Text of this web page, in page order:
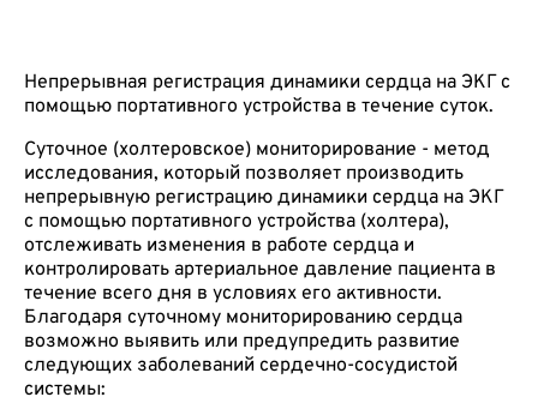
Непрерывная регистрация динамики сердца на ЭКГ с
помощью портативного устройства в течение суток.
Суточное (холтеровское) мониторирование - метод
исследования, который позволяет производить
непрерывную регистрацию динамики сердца на ЭКГ
с помощью портативного устройства (холтера),
отслеживать изменения в работе сердца и
контролировать артериальное давление пациента в
течение всего дня в условиях его активности.
Благодаря суточному мониторированию сердца
возможно выявить или предупредить развитие
следующих заболеваний сердечно-сосудистой
системы: